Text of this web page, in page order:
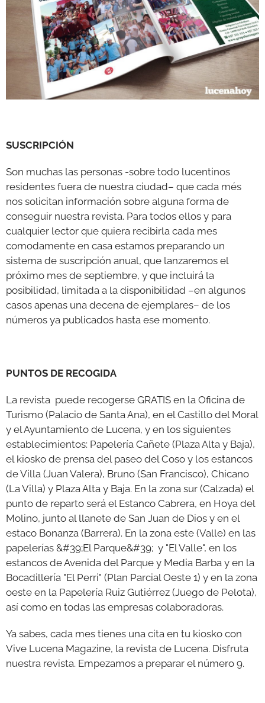
SUSCRIPCIÓN
Son muchas las personas -sobre todo lucentinos
residentes fuera de nuestra ciudad– que cada més
nos solicitan información sobre alguna forma de
conseguir nuestra revista. Para todos ellos y para
cualquier lector que quiera recibirla cada mes
comodamente en casa estamos preparando un
sistema de suscripción anual, que lanzaremos el
próximo mes de septiembre, y que incluirá la
posibilidad, limitada a la disponibilidad –en algunos
casos apenas una decena de ejemplares– de los
números ya publicados hasta ese momento.
PUNTOS DE RECOGIDA
La revista puede recogerse GRATIS en la Oficina de
Turismo (Palacio de Santa Ana), en el Castillo del Moral
y el Ayuntamiento de Lucena, y en los siguientes
establecimientos: Papelería Cañete (Plaza Alta y Baja),
el kiosko de prensa del paseo del Coso y los estancos
de Villa (Juan Valera), Bruno (San Francisco), Chicano
(La Villa) y Plaza Alta y Baja. En la zona sur (Calzada) el
punto de reparto será el Estanco Cabrera, en Hoya del
Molino, junto al llanete de San Juan de Dios y en el
estaco Bonanza (Barrera). En la zona este (Valle) en las
papelerías &#39;El Parque&#39; y "El Valle", en los
estancos de Avenida del Parque y Media Barba y en la
Bocadillería "El Perri" (Plan Parcial Oeste 1) y en la zona
oeste en la Papelería Ruiz Gutiérrez (Juego de Pelota),
así como en todas las empresas colaboradoras.
Ya sabes, cada mes tienes una cita en tu kiosko con
Vive Lucena Magazine, la revista de Lucena. Disfruta
nuestra revista. Empezamos a preparar el número 9.